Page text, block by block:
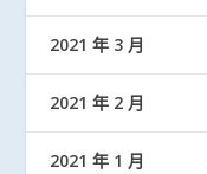
2021 年 3 月
2021 年 2 月
2021 年 1 月